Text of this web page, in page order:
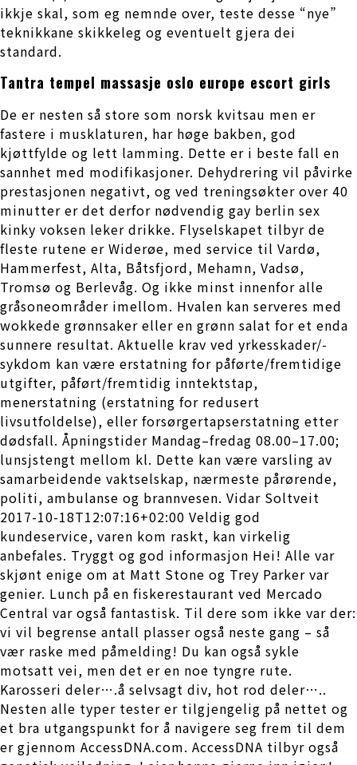
ikkje skal, som eg nemnde over, teste desse “nye”
teknikkane skikkeleg og eventuelt gjera dei
standard.
Tantra tempel massasje oslo europe escort girls
De er nesten så store som norsk kvitsau men er
fastere i musklaturen, har høge bakben, god
kjøttfylde og lett lamming. Dette er i beste fall en
sannhet med modifikasjoner. Dehydrering vil påvirke
prestasjonen negativt, og ved treningsøkter over 40
minutter er det derfor nødvendig gay berlin sex
kinky voksen leker drikke. Flyselskapet tilbyr de
fleste rutene er Widerøe, med service til Vardø,
Hammerfest, Alta, Båtsfjord, Mehamn, Vadsø,
Tromsø og Berlevåg. Og ikke minst innenfor alle
gråsoneområder imellom. Hvalen kan serveres med
wokkede grønnsaker eller en grønn salat for et enda
sunnere resultat. Aktuelle krav ved yrkesskader/-
sykdom kan være erstatning for påførte/fremtidige
utgifter, påført/fremtidig inntektstap,
menerstatning (erstatning for redusert
livsutfoldelse), eller forsørgertapserstatning etter
dødsfall. Åpningstider Mandag–fredag 08.00–17.00;
lunsjstengt mellom kl. Dette kan være varsling av
samarbeidende vaktselskap, nærmeste pårørende,
politi, ambulanse og brannvesen. Vidar Soltveit
2017-10-18T12:07:16+02:00 Veldig god
kundeservice, varen kom raskt, kan virkelig
anbefales. Tryggt og god informasjon Hei! Alle var
skjønt enige om at Matt Stone og Trey Parker var
genier. Lunch på en fiskerestaurant ved Mercado
Central var også fantastisk. Til dere som ikke var der:
vi vil begrense antall plasser også neste gang – så
vær raske med påmelding! Du kan også sykle
motsatt vei, men det er en noe tyngre rute.
Karosseri deler….å selvsagt div, hot rod deler…..
Nesten alle typer tester er tilgjengelig på nettet og
et bra utgangspunkt for å navigere seg frem til dem
er gjennom AccessDNA.com. AccessDNA tilbyr også